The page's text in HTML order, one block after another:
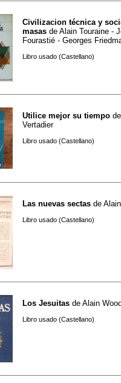
Civilizacion técnica y
masas de Alain Touraine -
Fourastié - Georges
Libro usado (Castellano)
Utilice mejor su tiempo
Vertadier
Libro usado (Castellano)
Las nuevas sectas de
Libro usado (Castellano)
Los Jesuitas de Alain
Libro usado (Castellano)